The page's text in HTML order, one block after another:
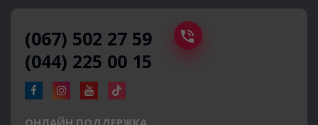
(067) 502 27 59
(044) 225 00 15
ОНЛАЙН ПОДДЕРЖКА